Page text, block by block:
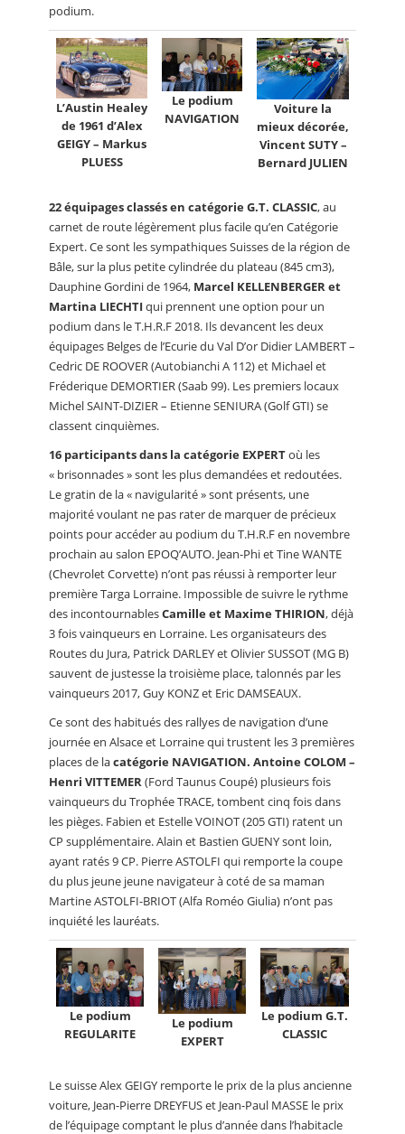
podium.
L’Austin Healey
de 1961 d’Alex
GEIGY – Markus
PLUESS
Le podium
NAVIGATION
Voiture la
mieux décorée,
Vincent SUTY –
Bernard JULIEN
22 équipages classés en catégorie G.T. CLASSIC, au
carnet de route légèrement plus facile qu’en Catégorie
Expert. Ce sont les sympathiques Suisses de la région de
Bâle, sur la plus petite cylindrée du plateau (845 cm3),
Dauphine Gordini de 1964, Marcel KELLENBERGER et
Martina LIECHTIqui prennent une option pour un
podium dans le T.H.R.F 2018. Ils devancent les deux
équipages Belges de l’Ecurie du Val D’or Didier LAMBERT –
Cedric DE ROOVER (Autobianchi A 112) et Michael et
Fréderique DEMORTIER (Saab 99). Les premiers locaux
Michel SAINT-DIZIER – Etienne SENIURA (Golf GTI) se
classent cinquièmes.
16 participants dans la catégorie EXPERToù les
« brisonnades » sont les plus demandées et redoutées.
Le gratin de la « navigularité » sont présents, une
majorité voulant ne pas rater de marquer de précieux
points pour accéder au podium du T.H.R.F en novembre
prochain au salon EPOQ’AUTO. Jean-Phi et Tine WANTE
(Chevrolet Corvette) n’ont pas réussi à remporter leur
première Targa Lorraine. Impossible de suivre le rythme
des incontournablesCamille et Maxime THIRION, déjà
3 fois vainqueurs en Lorraine. Les organisateurs des
Routes du Jura, Patrick DARLEY et Olivier SUSSOT (MG B)
sauvent de justesse la troisième place, talonnés par les
vainqueurs 2017, Guy KONZ et Eric DAMSEAUX.
Ce sont des habitués des rallyes de navigation d’une
journée en Alsace et Lorraine qui trustent les 3 premières
places de lacatégorie NAVIGATION. Antoine COLOM –
Henri VITTEMER(Ford Taunus Coupé) plusieurs fois
vainqueurs du Trophée TRACE, tombent cinq fois dans
les pièges. Fabien et Estelle VOINOT (205 GTI) ratent un
CP supplémentaire. Alain et Bastien GUENY sont loin,
ayant ratés 9 CP. Pierre ASTOLFI qui remporte la coupe
du plus jeune jeune navigateur à coté de sa maman
Martine ASTOLFI-BRIOT (Alfa Roméo Giulia) n’ont pas
inquiété les lauréats.
Le podium
REGULARITE
Le podium
EXPERT
Le podium G.T.
CLASSIC
Le suisse Alex GEIGY remporte le prix de la plus ancienne
voiture, Jean-Pierre DREYFUS et Jean-Paul MASSE le prix
de l’équipage comptant le plus d’année dans l’habitacle